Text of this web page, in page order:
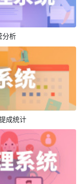
分析
成统计